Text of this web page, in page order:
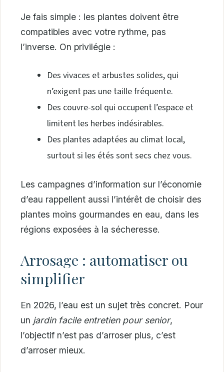
Je fais simple : les plantes doivent être
compatibles avec votre rythme, pas
l’inverse. On privilégie :
Des vivaces et arbustes solides, qui
n’exigent pas une taille fréquente.
Des couvre-sol qui occupent l’espace et
limitent les herbes indésirables.
Des plantes adaptées au climat local,
surtout si les étés sont secs chez vous.
Les campagnes d’information sur l’économie
d’eau rappellent aussi l’intérêt de choisir des
plantes moins gourmandes en eau, dans les
régions exposées à la sécheresse.
Arrosage : automatiser ou
simplifier
En 2026, l’eau est un sujet très concret. Pour
un jardin facile entretien pour senior,
l’objectif n’est pas d’arroser plus, c’est
d’arroser mieux.